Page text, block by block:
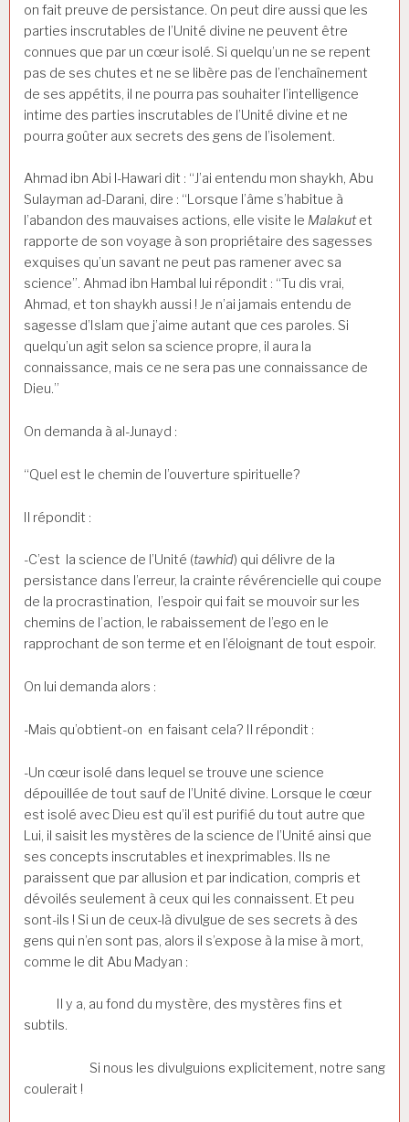
on fait preuve de persistance. On peut dire aussi que les
parties inscrutables de l’Unité divine ne peuvent être
connues que par un cœur isolé. Si quelqu’un ne se repent
pas de ses chutes et ne se libère pas de l’enchaînement
de ses appétits, il ne pourra pas souhaiter l’intelligence
intime des parties inscrutables de l’Unité divine et ne
pourra goûter aux secrets des gens de l’isolement.
Ahmad ibn Abi l-Hawari dit : “J’ai entendu mon shaykh, Abu
Sulayman ad-Darani, dire : “Lorsque l’âme s’habitue à
l’abandon des mauvaises actions, elle visite le Malakutet
rapporte de son voyage à son propriétaire des sagesses
exquises qu’un savant ne peut pas ramener avec sa
science”. Ahmad ibn Hambal lui répondit : “Tu dis vrai,
Ahmad, et ton shaykh aussi ! Je n’ai jamais entendu de
sagesse d’Islam que j’aime autant que ces paroles. Si
quelqu’un agit selon sa science propre, il aura la
connaissance, mais ce ne sera pas une connaissance de
Dieu.”
On demanda à al-Junayd :
“Quel est le chemin de l’ouverture spirituelle?
Il répondit :
-C’est la science de l’Unité (tawhid) qui délivre de la
persistance dans l’erreur, la crainte révérencielle qui coupe
de la procrastination, l’espoir qui fait se mouvoir sur les
chemins de l’action, le rabaissement de l’ego en le
rapprochant de son terme et en l’éloignant de tout espoir.
On lui demanda alors :
-Mais qu’obtient-on en faisant cela? Il répondit :
-Un cœur isolé dans lequel se trouve une science
dépouillée de tout sauf de l’Unité divine. Lorsque le cœur
est isolé avec Dieu est qu’il est purifié du tout autre que
Lui, il saisit les mystères de la science de l’Unité ainsi que
ses concepts inscrutables et inexprimables. Ils ne
paraissent que par allusion et par indication, compris et
dévoilés seulement à ceux qui les connaissent. Et peu
sont-ils ! Si un de ceux-là divulgue de ses secrets à des
gens qui n’en sont pas, alors il s’expose à la mise à mort,
comme le dit Abu Madyan :
Il y a, au fond du mystère, des mystères fins et
subtils.
Si nous les divulguions explicitement, notre sang
coulerait !